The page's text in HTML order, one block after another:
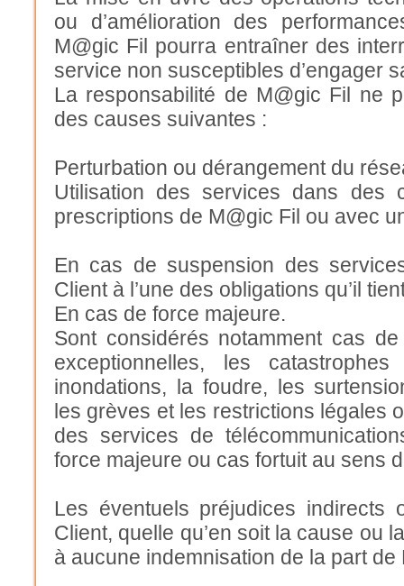
ou d’amélioration des
M@gic Fil pourra entraîner des
service non susceptibles d’engager
La responsabilité de M@gic Fil ne
des causes suivantes :
Perturbation ou dérangement du
Utilisation des services dans des
prescriptions de M@gic Fil ou avec
En cas de suspension des
Client à l’une des obligations qu’il
En cas de force majeure.
Sont considérés notamment cas
exceptionnelles, les
inondations, la foudre, les
les grèves et les restrictions légales
des services de
force majeure ou cas fortuit au sens
Les éventuels préjudices indirects
Client, quelle qu’en soit la cause ou
à aucune indemnisation de la part de